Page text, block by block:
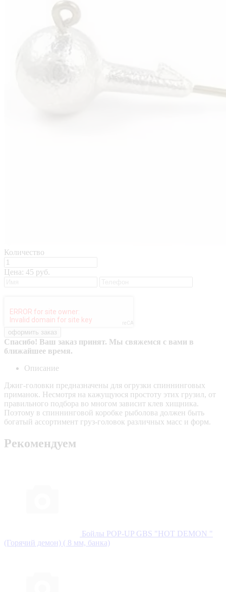
Количество
Цена: 45 руб.
Спасибо! Ваш заказ принят. Мы свяжемся с вами в
ближайшее время.
Описание
Джиг-головки предназначены для огрузки спиннинговых
приманок. Несмотря на кажущуюся простоту этих грузил, от
правильного подбора во многом зависит клев хищника.
Поэтому в спиннинговой коробке рыболова должен быть
богатый ассортимент груз-головок различных масс и форм.
Рекомендуем
Бойлы POP-UP GBS "HOT DEMON "
(Горячий демон) ( 8 мм, банка)